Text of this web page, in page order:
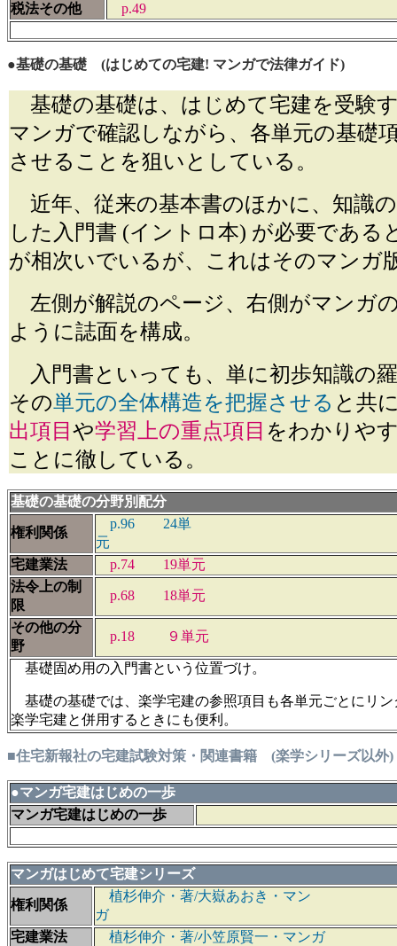
税法その他
p.49
●基礎の基礎 (はじめての宅建! マンガで法律ガイド)
基礎の基礎は、はじめて宅建を受験
マンガで確認しながら、各単元の基礎
させることを狙いとしている。
近年、従来の基本書のほかに、知識
した入門書 (イントロ本) が必要である
が相次いでいるが、これはそのマンガ
左側が解説のページ、右側がマンガ
ように誌面を構成。
入門書といっても、単に初歩知識の
その単元の全体構造を把握させる と共
出項目 や学習上の重点項目 をわかりや
ことに徹している。
基礎の基礎の分野別配分
権利関係
p.96 24単
宅建業法
p.74 19単元
法令上の制
限
p.68 18単元
その他の分
野
p.18 ９単元
基礎固め用の入門書という位置づけ。
基礎の基礎では、楽学宅建の参照項目も各単元ごとにリ
楽学宅建と併用するときにも便利。
■住宅新報社の宅建試験対策・関連書籍 (楽学シリーズ以外)
●マンガ宅建はじめの一歩
マンガ宅建はじめの一歩
マンガはじめて宅建シリーズ
権利関係
植杉伸介・著/大嶽あおき・マン
ガ
宅建業法
植杉伸介・著/小笠原賢一・マンガ